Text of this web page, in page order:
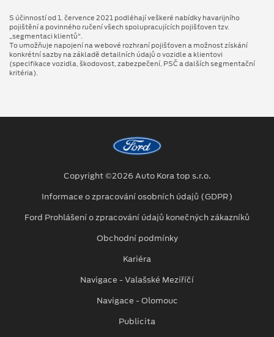
S účinností od 1. července 2021 podléhají veškeré nabídky havarijního
pojištění a povinného ručení všech spolupracujících pojišťoven tzv.
„segmentaci klientů“.
To umožňuje napojení na webové rozhraní pojišťoven a možnost získání
konkrétní sazby na základě detailních údajů o vozidle a klientovi
(specifikace vozidla, škodovost, zabezpečení, PSČ a dalších segmentační
kritéria).
Copyright ©2026 Auto Kora top s.r.o.
Informace o zpracování osobních údajů (GDPR)
Ford Prohlášení o zpracování údajů konečných zákazníků
Obchodní podmínky
Kariéra
Navigace - Valašské Meziříčí
Navigace - Olomouc
Publicita